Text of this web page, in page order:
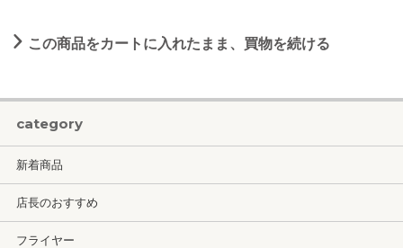
この商品をカートに入れたまま、買物を続ける
category
新着商品
店長のおすすめ
フライヤー